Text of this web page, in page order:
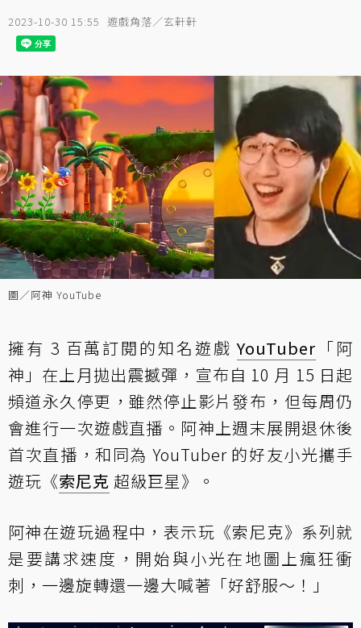
2023-10-30 15:55 遊戲角落／玄軒軒
圖／阿神 YouTube
擁有 3 百萬訂閱的知名遊戲YouTuber 「阿
神」在上月拋出震撼彈，宣布自 10 月 15 日起
頻道永久停更，雖然停止影片發布，但每周仍
會進行一次遊戲直播。阿神上週末展開退休後
首次直播，和同為 YouTuber 的好友小光攜手
遊玩《索尼克 超級巨星》。
阿神在遊玩過程中，表示玩《索尼克》系列就
是要講求速度，開始與小光在地圖上瘋狂衝
刺，一邊旋轉還一邊大喊著「好舒服～！」